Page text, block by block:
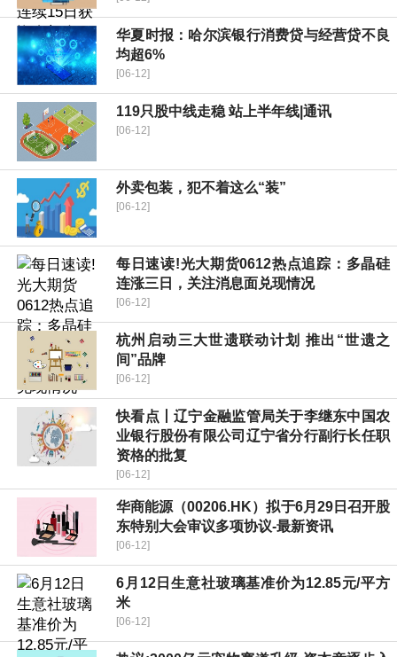
华夏时报：哈尔滨银行消费贷与经营贷不良
均超6%
[06-12]
119只股中线走稳 站上半年线|通讯
[06-12]
外卖包装，犯不着这么“装”
[06-12]
每日速读!光大期货0612热点追踪：多晶硅
连涨三日，关注消息面兑现情况
[06-12]
杭州启动三大世遗联动计划 推出“世遗之
间”品牌
[06-12]
快看点丨辽宁金融监管局关于李继东中国农
业银行股份有限公司辽宁省分行副行长任职
资格的批复
[06-12]
华商能源（00206.HK）拟于6月29日召开股
东特别大会审议多项协议-最新资讯
[06-12]
6月12日生意社玻璃基准价为12.85元/平方
米
[06-12]